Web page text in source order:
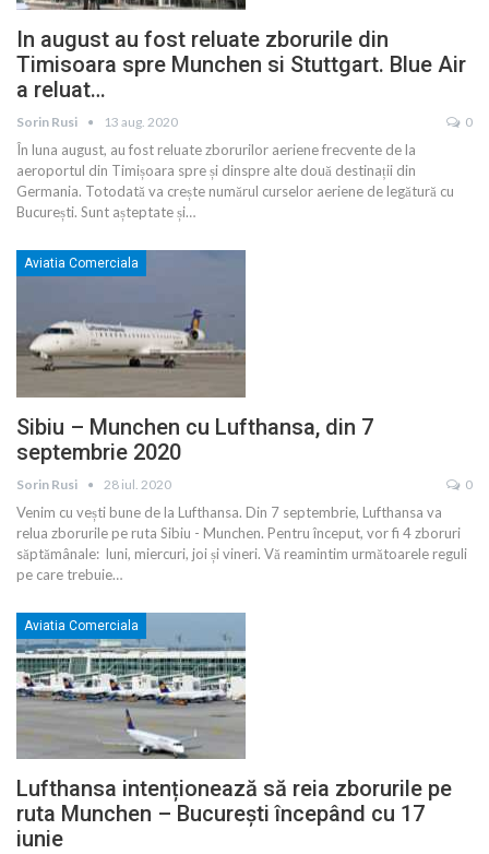
In august au fost reluate zborurile din
Timisoara spre Munchen si Stuttgart. Blue Air
a reluat…
Sorin Rusi 13 aug. 2020 0
În luna august, au fost reluate zborurilor aeriene frecvente de la
aeroportul din Timișoara spre și dinspre alte două destinații din
Germania. Totodată va crește numărul curselor aeriene de legătură cu
București. Sunt așteptate și…
Aviatia Comerciala
Sibiu – Munchen cu Lufthansa, din 7
septembrie 2020
Sorin Rusi 28 iul. 2020 0
Venim cu vești bune de la Lufthansa. Din 7 septembrie, Lufthansa va
relua zborurile pe ruta Sibiu - Munchen. Pentru început, vor fi 4 zboruri
săptămânale: luni, miercuri, joi și vineri. Vă reamintim următoarele reguli
pe care trebuie…
Aviatia Comerciala
Lufthansa intenționează să reia zborurile pe
ruta Munchen – București începând cu 17
iunie